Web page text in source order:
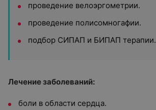
проведение велоэргометрии.
проведение полисомногафии.
подбор СИПАП и БИПАП терапии.
Лечение заболеваний:
боли в области сердца.